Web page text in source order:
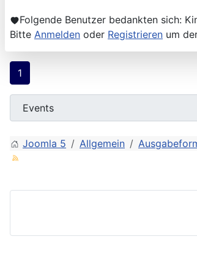
Folgende Benutzer bedankten sich:
Bitte Anmelden oder Registrieren um
1
Joomla 5 Allgemein